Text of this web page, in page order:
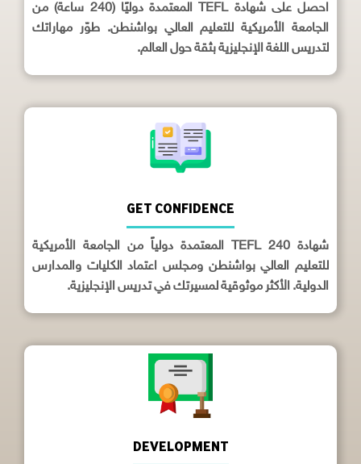
احصل على شهادة TEFL المعتمدة دوليًا (240 ساعة) من
الجامعة الأمريكية للتعليم العالي بواشنطن. طوّر مهاراتك
لتدريس اللغة الإنجليزية بثقة حول العالم.
GET CONFIDENCE
شهادة TEFL 240 المعتمدة دولياً من الجامعة الأمريكية
للتعليم العالي بواشنطن ومجلس اعتماد الكليات والمدارس
الدولية. الأكثر موثوقية لمسيرتك في تدريس الإنجليزية.
DEVELOPMENT